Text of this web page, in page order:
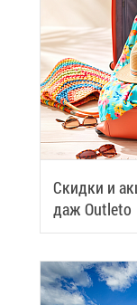
Скид­ки и
даж Outleto